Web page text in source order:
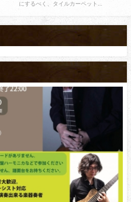
にするべく、タイルカーペット...